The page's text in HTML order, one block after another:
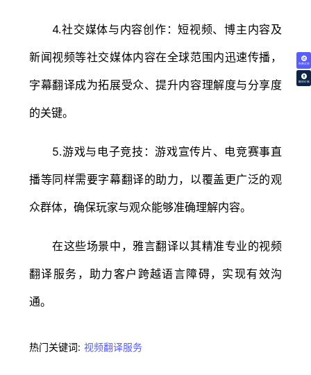
免费试译
翻译价格
4.社交媒体与内容创作：短视频、博主内容及
新闻视频等社交媒体内容在全球范围内迅速传播，
字幕翻译成为拓展受众、提升内容理解度与分享度
的关键。
5.游戏与电子竞技：游戏宣传片、电竞赛事直
播等同样需要字幕翻译的助力，以覆盖更广泛的观
众群体，确保玩家与观众能够准确理解内容。
在这些场景中，雅言翻译以其精准专业的视频
翻译服务，助力客户跨越语言障碍，实现有效沟
通。
热门关键词: 视频翻译服务